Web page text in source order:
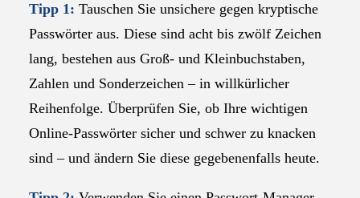
Tipp 1: Tauschen Sie unsichere gegen kryptische
Passwörter aus. Diese sind acht bis zwölf Zeichen
lang, bestehen aus Groß- und Kleinbuchstaben,
Zahlen und Sonderzeichen – in willkürlicher
Reihenfolge. Überprüfen Sie, ob Ihre wichtigen
Online-Passwörter sicher und schwer zu knacken
sind – und ändern Sie diese gegebenenfalls heute.